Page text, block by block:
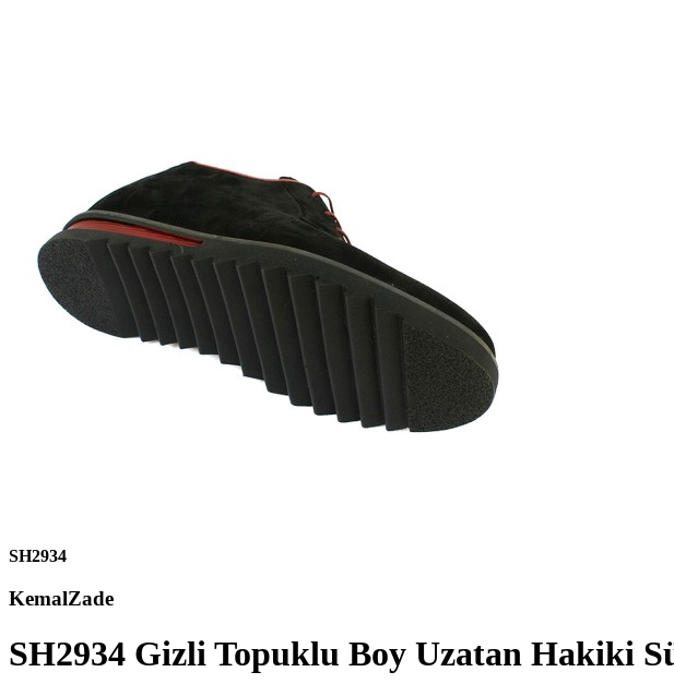
SH2934
KemalZade
SH2934 Gizli Topuklu Boy Uzatan Hakiki